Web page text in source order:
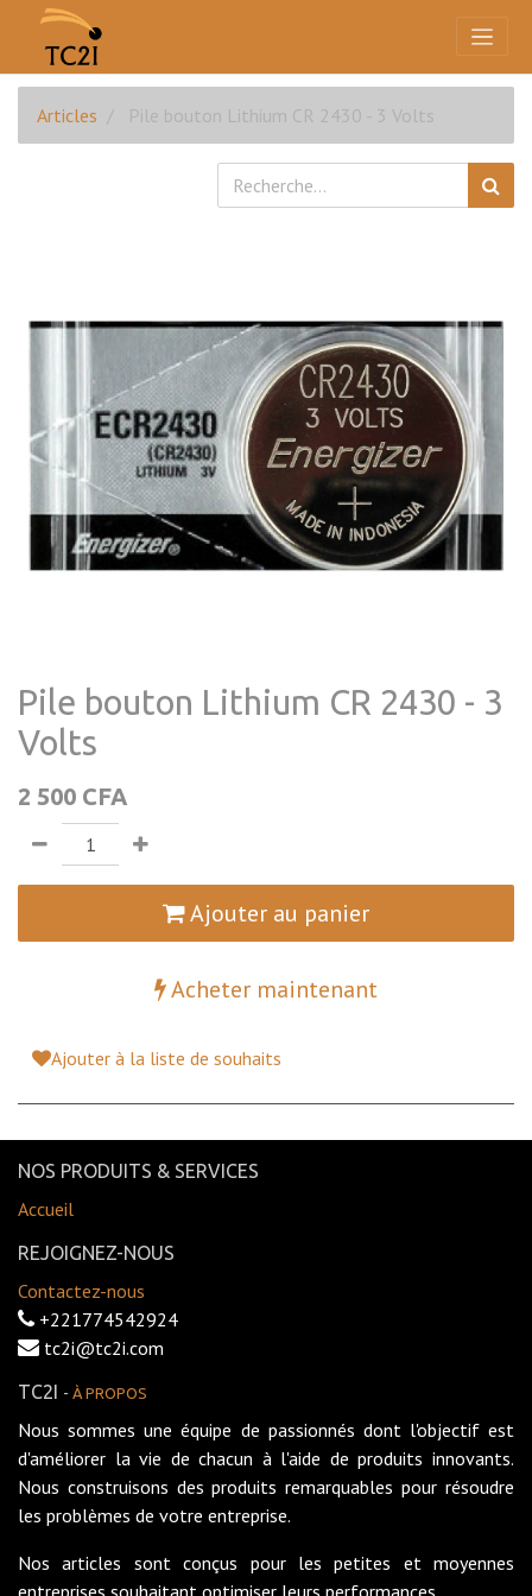
Articles Pile bouton Lithium CR 2430 - 3 Volts
Pile bouton Lithium CR 2430 - 3
Volts
2 500 CFA
Ajouter au panier
Acheter maintenant
Ajouter à la liste de souhaits
NOS PRODUITS & SERVICES
Accueil
REJOIGNEZ-NOUS
Contactez-nous
+221774542924
tc2i@tc2i.com
TC2I - À PROPOS
Nous sommes une équipe de passionnés dont l'objectif est
d'améliorer la vie de chacun à l'aide de produits innovants.
Nous construisons des produits remarquables pour résoudre
les problèmes de votre entreprise.
Nos articles sont conçus pour les petites et moyennes
entreprises souhaitant optimiser leurs performances.